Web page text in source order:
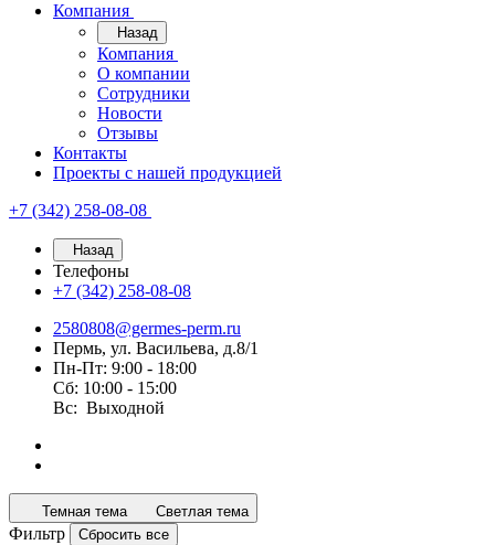
Компания
Назад
Компания
О компании
Сотрудники
Новости
Отзывы
Контакты
Проекты с нашей продукцией
+7 (342) 258-08-08
Назад
Телефоны
+7 (342) 258-08-08
2580808@germes-perm.ru
Пермь, ул. Васильева, д.8/1
Пн-Пт: 9:00 - 18:00
Сб: 10:00 - 15:00
Вс: Выходной
Темная тема Светлая тема
Фильтр Сбросить все